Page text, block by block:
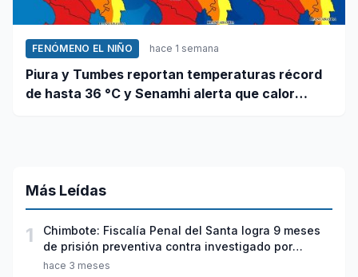
FENÓMENO EL NIÑO hace 1 semana
Piura y Tumbes reportan temperaturas récord
de hasta 36 °C y Senamhi alerta que calor
Más Leídas
1
Chimbote: Fiscalía Penal del Santa logra 9 meses
de prisión preventiva contra investigado por
violación sexual y tentativa de feminicidio
hace 3 meses